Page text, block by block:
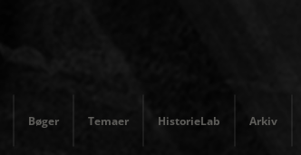
Bøger Temaer HistorieLab Arkiv